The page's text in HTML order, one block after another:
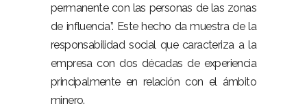
permanente con las personas de las zonas
de influencia”. Este hecho da muestra de la
responsabilidad social que caracteriza a la
empresa con dos décadas de experiencia
principalmente en relación con el ámbito
minero.